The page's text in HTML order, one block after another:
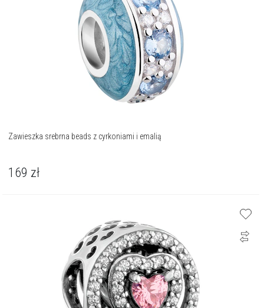
Zawieszka srebrna beads z cyrkoniami i emalią
169 zł